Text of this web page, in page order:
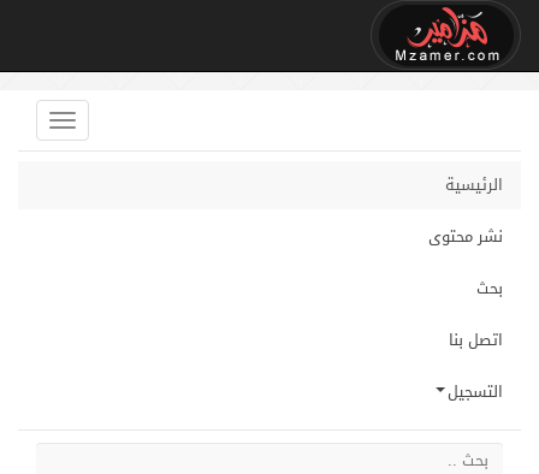
الرئيسية
نشر محتوى
بحث
اتصل بنا
التسجيل